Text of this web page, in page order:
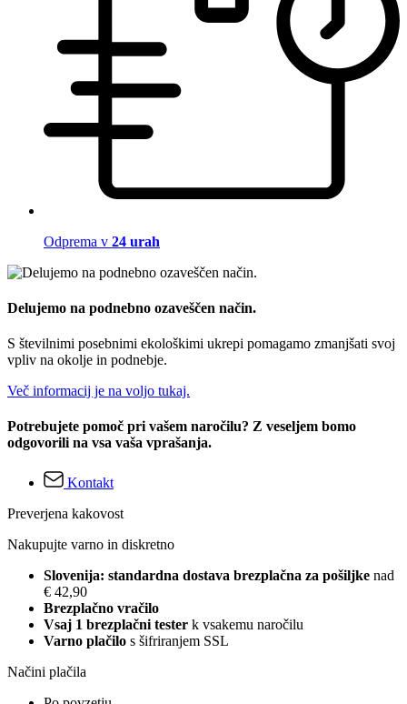
Odprema v 24 urah
Delujemo na podnebno ozaveščen način.
S številnimi posebnimi ekološkimi ukrepi pomagamo zmanjšati svoj
vpliv na okolje in podnebje.
Več informacij je na voljo tukaj.
Potrebujete pomoč pri vašem naročilu? Z veseljem bomo
odgovorili na vsa vaša vprašanja.
Kontakt
Preverjena kakovost
Nakupujte varno in diskretno
Slovenija: standardna dostava brezplačna za pošiljke nad
€ 42,90
Brezplačno vračilo
Vsaj 1 brezplačni tester k vsakemu naročilu
Varno plačilo s šifriranjem SSL
Načini plačila